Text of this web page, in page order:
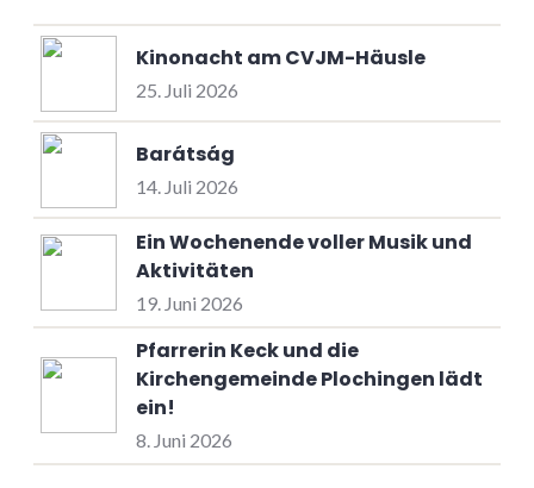
Kinonacht am CVJM-Häusle
25. Juli 2026
Barátság
14. Juli 2026
Ein Wochenende voller Musik und
Aktivitäten
19. Juni 2026
Pfarrerin Keck und die
Kirchengemeinde Plochingen lädt
ein!
8. Juni 2026